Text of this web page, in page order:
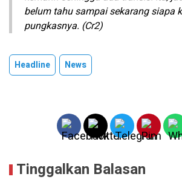
belum tahu sampai sekarang siapa
pungkasnya. (Cr2)
Headline News
Tinggalkan Balasan